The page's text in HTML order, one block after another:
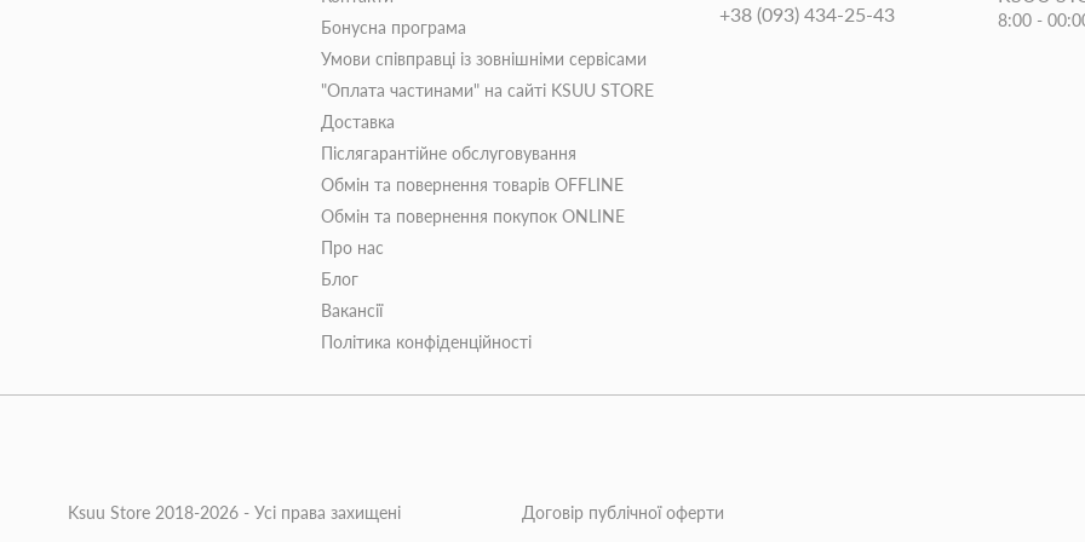
Бонусна програма
Умови співправці із зовнішніми сервісами
"Оплата частинами" на сайті KSUU STORE
Доставка
Післягарантійне обслуговування
Обмін та повернення товарів OFFLINE
Обмін та повернення покупок ONLINE
Про нас
Блог
Вакансії
Політика конфіденційності
+38 (093) 434-25-43 8:00 -
Ksuu Store 2018-2026 - Усі права захищені Договір публічної оферти